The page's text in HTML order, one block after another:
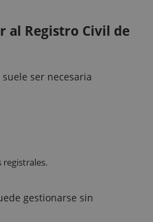
al Registro Civil de
ser necesaria
gestionarse sin